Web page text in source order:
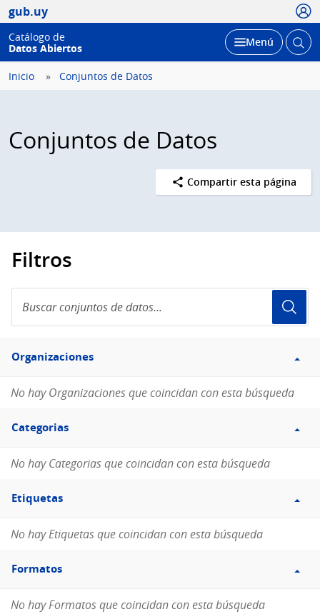
gub.uy
Catálogo de
Datos Abiertos
Desplegar
Menú Abrir
Inicio Conjuntos de Datos
Conjuntos de Datos
Compartir esta página
Filtros
conjuntos
de
Filtro
Organizaciones
Organizaciones
No hay Organizaciones que coincidan con esta búsqueda
Filtro
Categorias
Categorias
No hay Categorias que coincidan con esta búsqueda
Filtro
Etiquetas
Etiquetas
No hay Etiquetas que coincidan con esta búsqueda
Filtro
Formatos
Formatos
No hay Formatos que coincidan con esta búsqueda